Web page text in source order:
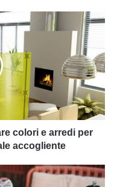
colori e arredi per
accogliente